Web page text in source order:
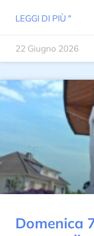
LEGGI DI PIÙ "
22 Giugno 2026
Domenica